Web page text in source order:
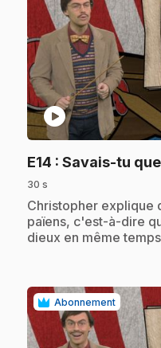
play_circle
E14 : Savais-tu
30 s
.Christopher explique
païens, c'est-à-dire
dieux en même
Abonnement